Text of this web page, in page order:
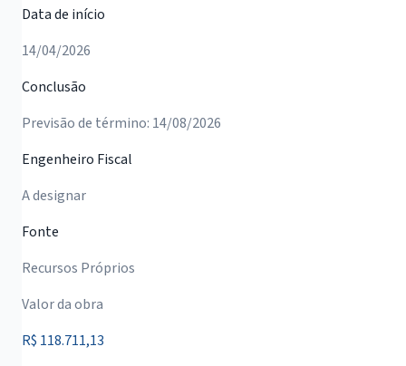
Data de início
14/04/2026
Conclusão
Previsão de término: 14/08/2026
Engenheiro Fiscal
A designar
Fonte
Recursos Próprios
Valor da obra
R$ 118.711,13